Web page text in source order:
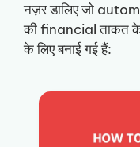
नज़र डालिए जो
की financial ताकत
के लिए बनाई गई हैं: